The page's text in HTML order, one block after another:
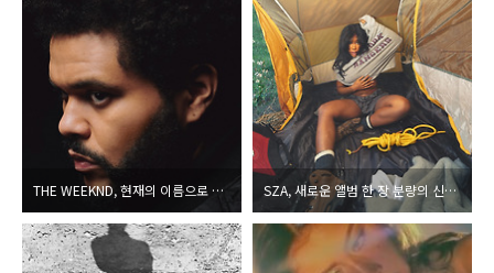
THE WEEKND, 현재의 이름으로 발표하는 마지막 작품이자 그의 2020년대 3부작의 피날레 SZA, 새로운 앨범 한 장 분량의 신곡을 추가한 메가 히트작의 딜럭스 에디션